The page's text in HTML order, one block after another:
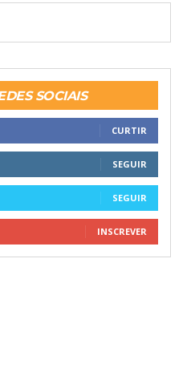
SOCIAIS
CURTIR
SEGUIR
SEGUIR
INSCREVER